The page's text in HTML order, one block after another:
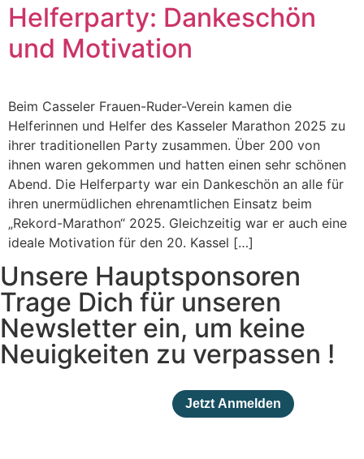
Helferparty: Dankeschön
und Motivation
Beim Casseler Frauen-Ruder-Verein kamen die
Helferinnen und Helfer des Kasseler Marathon 2025 zu
ihrer traditionellen Party zusammen. Über 200 von
ihnen waren gekommen und hatten einen sehr schönen
Abend. Die Helferparty war ein Dankeschön an alle für
ihren unermüdlichen ehrenamtlichen Einsatz beim
„Rekord-Marathon“ 2025. Gleichzeitig war er auch eine
ideale Motivation für den 20. Kassel […]
Unsere Hauptsponsoren
Trage Dich für unseren
Newsletter ein, um keine
Neuigkeiten zu verpassen !